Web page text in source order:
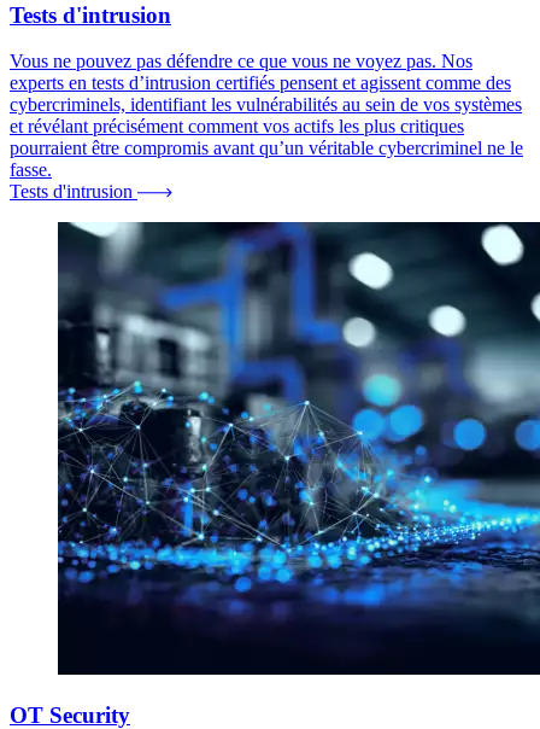
Tests d'intrusion
Vous ne pouvez pas défendre ce que vous ne voyez pas. Nos
experts en tests d’intrusion certifiés pensent et agissent comme des
cybercriminels, identifiant les vulnérabilités au sein de vos systèmes
et révélant précisément comment vos actifs les plus critiques
pourraient être compromis avant qu’un véritable cybercriminel ne le
fasse.
Tests d'intrusion
OT Security